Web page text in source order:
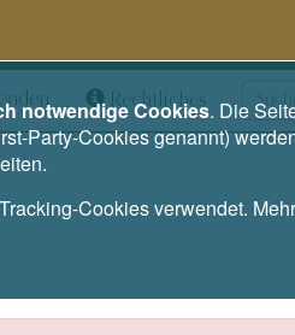
Rechtliches
notwendige Cookies. Die
Party-Cookies genannt)
Cookies verwendet.